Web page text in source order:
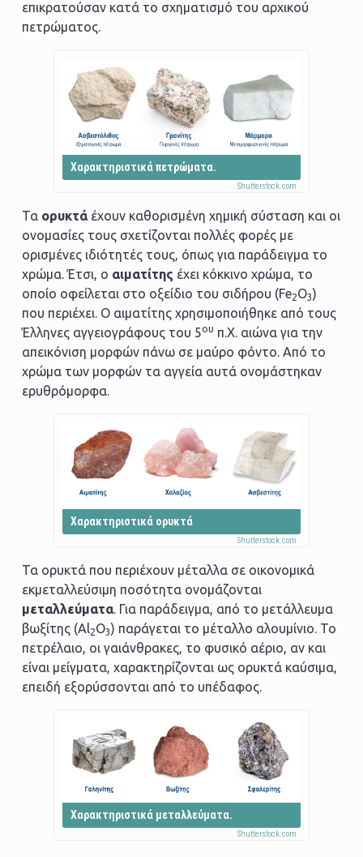
επικρατούσαν κατά το σχηματισμό του αρχικού
πετρώματος.
Χαρακτηριστικά πετρώματα.
Τα ορυκτάέχουν καθορισμένη χημική σύσταση και οι
ονομασίες τους σχετίζονται πολλές φορές με
ορισμένες ιδιότητές τους, όπως για παράδειγμα το
χρώμα. Έτσι, ο αιματίτης έχει κόκκινο χρώμα, το
οποίο οφείλεται στο οξείδιο του σιδήρου (Fe2O3)
που περιέχει. Ο αιματίτης χρησιμοποιήθηκε από τους
Έλληνες αγγειογράφους του 5ου π.Χ. αιώνα για την
απεικόνιση μορφών πάνω σε μαύρο φόντο. Από το
χρώμα των μορφών τα αγγεία αυτά ονομάστηκαν
ερυθρόμορφα.
Χαρακτηριστικά ορυκτά
Τα ορυκτά που περιέχουν μέταλλα σε οικονομικά
εκμεταλλεύσιμη ποσότητα ονομάζονται
μεταλλεύματα. Για παράδειγμα, από το μετάλλευμα
βωξίτης (Al2O3) παράγεται το μέταλλο αλουμίνιο. Το
πετρέλαιο, οι γαιάνθρακες, το φυσικό αέριο, αν και
είναι μείγματα, χαρακτηρίζονται ως ορυκτά καύσιμα,
επειδή εξορύσσονται από το υπέδαφος.
Χαρακτηριστικά μεταλλεύματα.